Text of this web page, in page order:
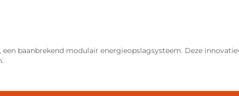
baanbrekend modulair energieopslagsysteem. Deze